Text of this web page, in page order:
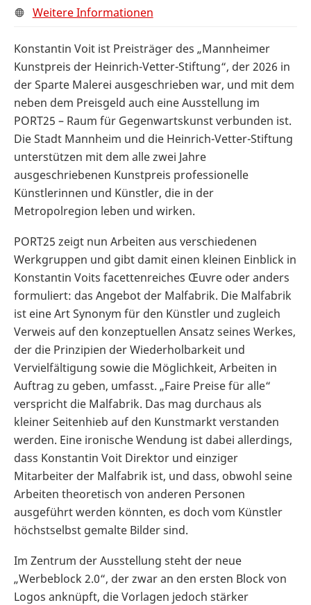
Weitere Informationen
Konstantin Voit ist Preisträger des „Mannheimer
Kunstpreis der Heinrich-Vetter-Stiftung“, der 2026 in
der Sparte Malerei ausgeschrieben war, und mit dem
neben dem Preisgeld auch eine Ausstellung im
PORT25 – Raum für Gegenwartskunst verbunden ist.
Die Stadt Mannheim und die Heinrich-Vetter-Stiftung
unterstützen mit dem alle zwei Jahre
ausgeschriebenen Kunstpreis professionelle
Künstlerinnen und Künstler, die in der
Metropolregion leben und wirken.
PORT25 zeigt nun Arbeiten aus verschiedenen
Werkgruppen und gibt damit einen kleinen Einblick in
Konstantin Voits facettenreiches Œuvre oder anders
formuliert: das Angebot der Malfabrik. Die Malfabrik
ist eine Art Synonym für den Künstler und zugleich
Verweis auf den konzeptuellen Ansatz seines Werkes,
der die Prinzipien der Wiederholbarkeit und
Vervielfältigung sowie die Möglichkeit, Arbeiten in
Auftrag zu geben, umfasst. „Faire Preise für alle“
verspricht die Malfabrik. Das mag durchaus als
kleiner Seitenhieb auf den Kunstmarkt verstanden
werden. Eine ironische Wendung ist dabei allerdings,
dass Konstantin Voit Direktor und einziger
Mitarbeiter der Malfabrik ist, und dass, obwohl seine
Arbeiten theoretisch von anderen Personen
ausgeführt werden könnten, es doch vom Künstler
höchstselbst gemalte Bilder sind.
Im Zentrum der Ausstellung steht der neue
„Werbeblock 2.0“, der zwar an den ersten Block von
Logos anknüpft, die Vorlagen jedoch stärker